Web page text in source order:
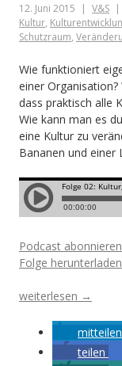
12. Juni 2015 V&S
Kultur,
Schutzraum,
Wie funktioniert
einer
dass praktisch alle
Wie kann man es
eine Kultur zu
Bananen und einer
Podcast abonnieren
Folge
„Folge
Kultur,
Immunsystem
weiterlesen →
mitteilen
teilen